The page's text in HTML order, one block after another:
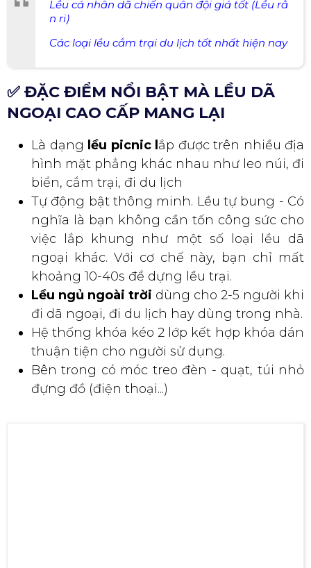
XEM THÊM:
Lều dã ngoại dành cho 3-4 người
n ri)
Các loại lều cắm trại du lịch tốt nhất hiện nay
✅ ĐẶC ĐIỂM NỔI BẬT MÀ LỀU DÃ
NGOẠI CAO CẤP MANG LẠI
Là dạng lều picnic lắp được trên nhiều địa
hình mặt phẳng khác nhau như leo núi, đi
biển, cắm trại, đi du lịch
Tự động bật thông minh. Lều tự bung - Có
nghĩa là bạn không cần tốn công sức cho
việc lắp khung như một số loại lều dã
ngoại khác. Với cơ chế này, bạn chỉ mất
khoảng 10-40s để dựng lều trại.
Lều ngủ ngoài trời dùng cho 2-5 người khi
đi dã ngoại, đi du lịch hay dùng trong nhà.